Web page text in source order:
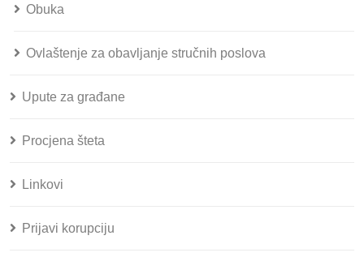
Obuka
Ovlaštenje za obavljanje stručnih poslova
Upute za građane
Procjena šteta
Linkovi
Prijavi korupciju